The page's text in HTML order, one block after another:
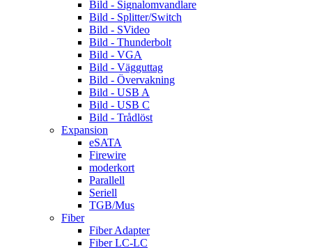
Bild - Signalomvandlare
Bild - Splitter/Switch
Bild - SVideo
Bild - Thunderbolt
Bild - VGA
Bild - Vägguttag
Bild - Övervakning
Bild - USB A
Bild - USB C
Bild - Trådlöst
Expansion
eSATA
Firewire
moderkort
Parallell
Seriell
TGB/Mus
Fiber
Fiber Adapter
Fiber LC-LC